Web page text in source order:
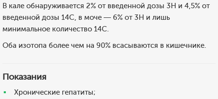
В кале обнаруживается 2% от введенной дозы 3Н и 4,5% от
введенной дозы 14С, в моче — 6% от 3Н и лишь
минимальное количество 14С.
Оба изотопа более чем на 90% всасываются в кишечнике.
Показания
Хронические гепатиты;